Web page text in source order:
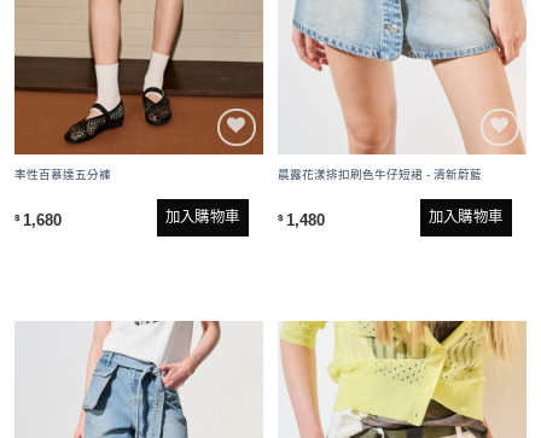
率性百慕達五分褲
$ 1,680 加入購物車
晨露花漾排扣刷色牛仔短裙 - 清新蔚藍
$ 1,480 加入購物車